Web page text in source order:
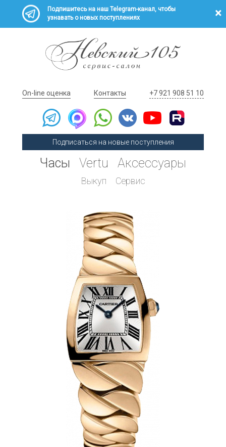
Подпишитесь на наш Telegram-канал, чтобы
узнавать о новых поступлениях
On-line оценка Контакты +7 921 908 51 10
Подписаться на новые поступления
Часы Vertu Аксессуары
Выкуп Сервис